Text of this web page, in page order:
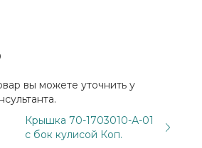
вы можете уточнить у
Крышка 70-1703010-А-01
с бок кулисой Коп.